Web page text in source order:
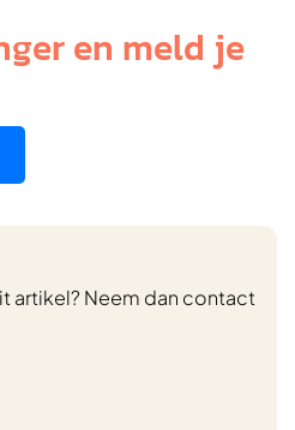
en meld je
artikel? Neem dan contact